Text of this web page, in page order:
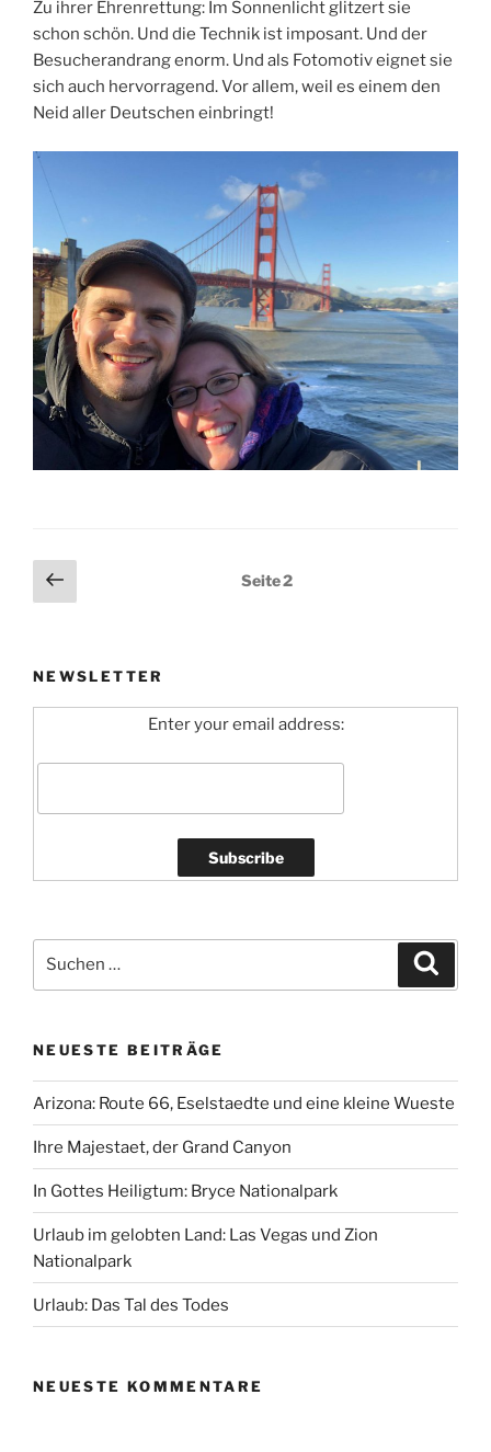
Zu ihrer Ehrenrettung: Im Sonnenlicht glitzert sie
schon schön. Und die Technik ist imposant. Und der
Besucherandrang enorm. Und als Fotomotiv eignet sie
sich auch hervorragend. Vor allem, weil es einem den
Neid aller Deutschen einbringt!
Seitennummerierung
der
Vorherige
Seite
Seite2
NEWSLETTER
Enter your email address:
nach:
NEUESTE BEITRÄGE
Arizona: Route 66, Eselstaedte und eine kleine Wueste
Ihre Majestaet, der Grand Canyon
In Gottes Heiligtum: Bryce Nationalpark
Urlaub im gelobten Land: Las Vegas und Zion
Nationalpark
Urlaub: Das Tal des Todes
NEUESTE KOMMENTARE